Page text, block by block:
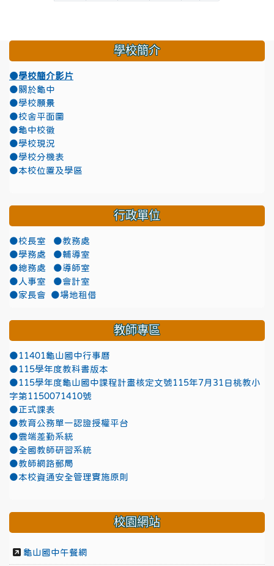
學校簡介
●學校簡介影片
●關於龜中
●學校願景
●校舍平面圖
●龜中校徽
●學校現況
●學校分機表
●本校位置及學區
行政單位
●校長室
●教務處
●學務處
●輔導室
●總務處
●導師室
●人事室
●會計室
●家長會
●場地租借
教師專區
●11401龜山國中行事曆
●115學年度教科書版本
●115學年度龜山國中課程計畫核定文號115年7月31日桃教小
字第1150071410號
●正式課表
●教育公務單一認證授權平台
●雲端差勤系統
●全國教師研習系統
●教師網路郵局
●本校資通安全管理實施原則
校園網站
龜山國中午餐網